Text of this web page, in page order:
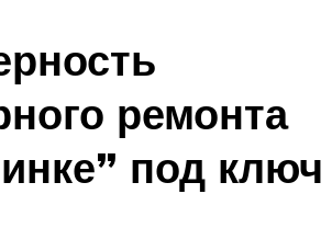
ремонта
под ключ